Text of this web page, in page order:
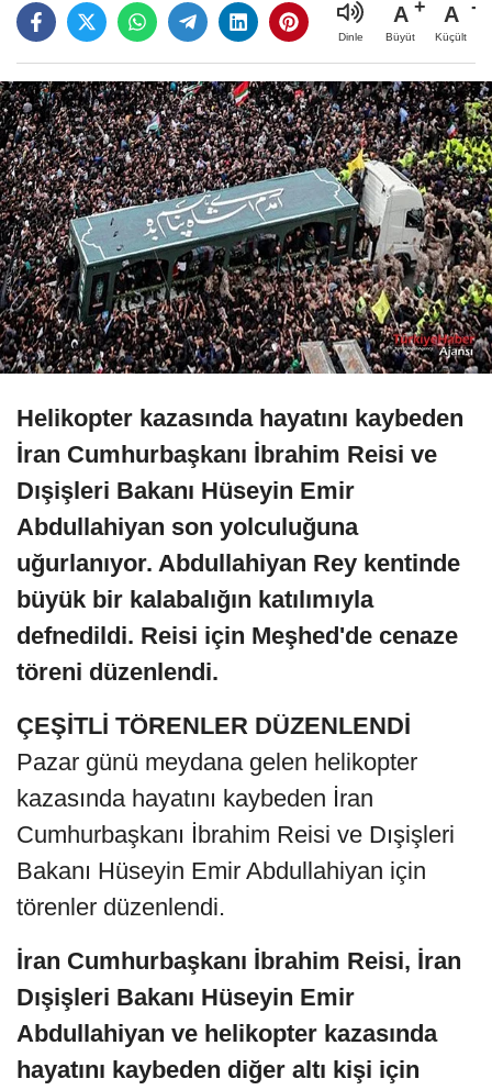
Dinle
A
Büyüt
A
Küçült
Helikopter kazasında hayatını kaybeden
İran Cumhurbaşkanı İbrahim Reisi ve
Dışişleri Bakanı Hüseyin Emir
Abdullahiyan son yolculuğuna
uğurlanıyor. Abdullahiyan Rey kentinde
büyük bir kalabalığın katılımıyla
defnedildi. Reisi için Meşhed'de cenaze
töreni düzenlendi.
ÇEŞİTLİ TÖRENLER DÜZENLENDİ
Pazar günü meydana gelen helikopter
kazasında hayatını kaybeden İran
Cumhurbaşkanı İbrahim Reisi ve Dışişleri
Bakanı Hüseyin Emir Abdullahiyan için
törenler düzenlendi.
İran Cumhurbaşkanı İbrahim Reisi, İran
Dışişleri Bakanı Hüseyin Emir
Abdullahiyan ve helikopter kazasında
hayatını kaybeden diğer altı kişi için